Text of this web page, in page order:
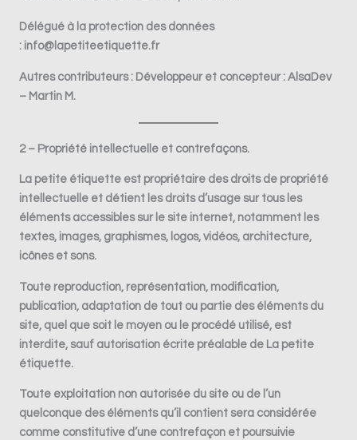
Délégué à la protection des données
: info@lapetiteetiquette.fr
Autres contributeurs : Développeur et concepteur : AlsaDev
– Martin M.
2 – Propriété intellectuelle et contrefaçons.
La petite étiquette est propriétaire des droits de propriété
intellectuelle et détient les droits d’usage sur tous les
éléments accessibles sur le site internet, notamment les
textes, images, graphismes, logos, vidéos, architecture,
icônes et sons.
Toute reproduction, représentation, modification,
publication, adaptation de tout ou partie des éléments du
site, quel que soit le moyen ou le procédé utilisé, est
interdite, sauf autorisation écrite préalable de La petite
étiquette.
Toute exploitation non autorisée du site ou de l’un
quelconque des éléments qu’il contient sera considérée
comme constitutive d’une contrefaçon et poursuivie